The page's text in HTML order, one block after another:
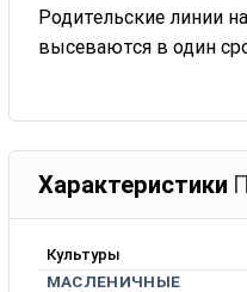
Родительские линии
высеваются в один
Характеристики
Культуры
МАСЛЕНИЧНЫЕ